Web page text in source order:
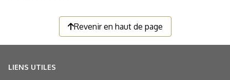
Revenir en haut de page
LIENS UTILES